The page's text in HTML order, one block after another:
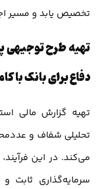
تخصیص یابد و مسیر
تهیه طرح توجیهی
دفاع برای بانک با
تهیه گزارش مالی
تحلیلی شفاف و
می‌کند. در این
سرمایه‌گذاری